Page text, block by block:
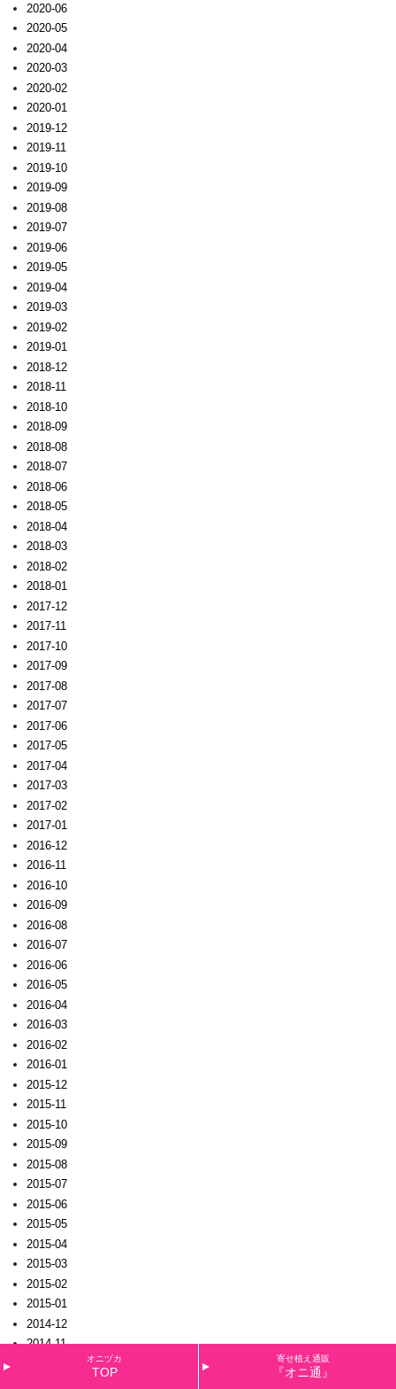
2020-06
2020-05
2020-04
2020-03
2020-02
2020-01
2019-12
2019-11
2019-10
2019-09
2019-08
2019-07
2019-06
2019-05
2019-04
2019-03
2019-02
2019-01
2018-12
2018-11
2018-10
2018-09
2018-08
2018-07
2018-06
2018-05
2018-04
2018-03
2018-02
2018-01
2017-12
2017-11
2017-10
2017-09
2017-08
2017-07
2017-06
2017-05
2017-04
2017-03
2017-02
2017-01
2016-12
2016-11
2016-10
2016-09
2016-08
2016-07
2016-06
2016-05
2016-04
2016-03
2016-02
2016-01
2015-12
2015-11
2015-10
2015-09
2015-08
2015-07
2015-06
2015-05
2015-04
2015-03
2015-02
2015-01
2014-12
2014-11
オニヅカ
TOP
寄せ植え通販
『オニ通』